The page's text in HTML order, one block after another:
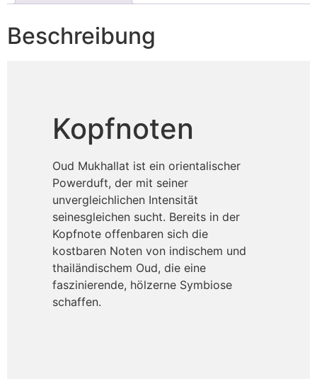
Beschreibung
Kopfnoten
Oud Mukhallat ist ein orientalischer
Powerduft, der mit seiner
unvergleichlichen Intensität
seinesgleichen sucht. Bereits in der
Kopfnote offenbaren sich die
kostbaren Noten von indischem und
thailändischem Oud, die eine
faszinierende, hölzerne Symbiose
schaffen.